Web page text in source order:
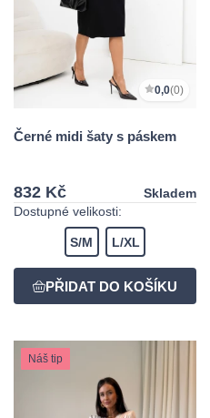
0,0(0)
Černé midi šaty s páskem
832 Kč
Skladem
Dostupné velikosti:
S/M L/XL
Náš tip